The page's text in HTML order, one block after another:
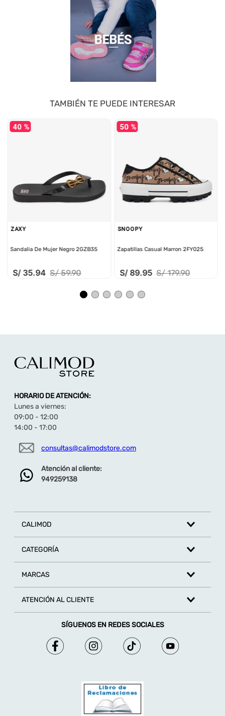
TAMBIÉN TE PUEDE INTERESAR
40 %
ZAXY
Sandalia De Mujer Negro 2GZB35
S/ 35.94 S/ 59.90
50 %
SNOOPY
Zapatillas Casual Marron 2FY025
S/ 89.95 S/ 179.90
HORARIO DE ATENCIÓN:
Lunes a viernes:
09:00 - 12:00
14:00 - 17:00
consultas@calimodstore.com
Atención al cliente:
949259138
CALIMOD
CATEGORÍA
MARCAS
ATENCIÓN AL CLIENTE
SÍGUENOS EN REDES SOCIALES